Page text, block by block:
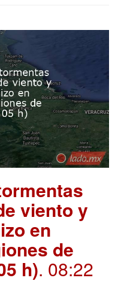
viento y
en
de
h). 08:22